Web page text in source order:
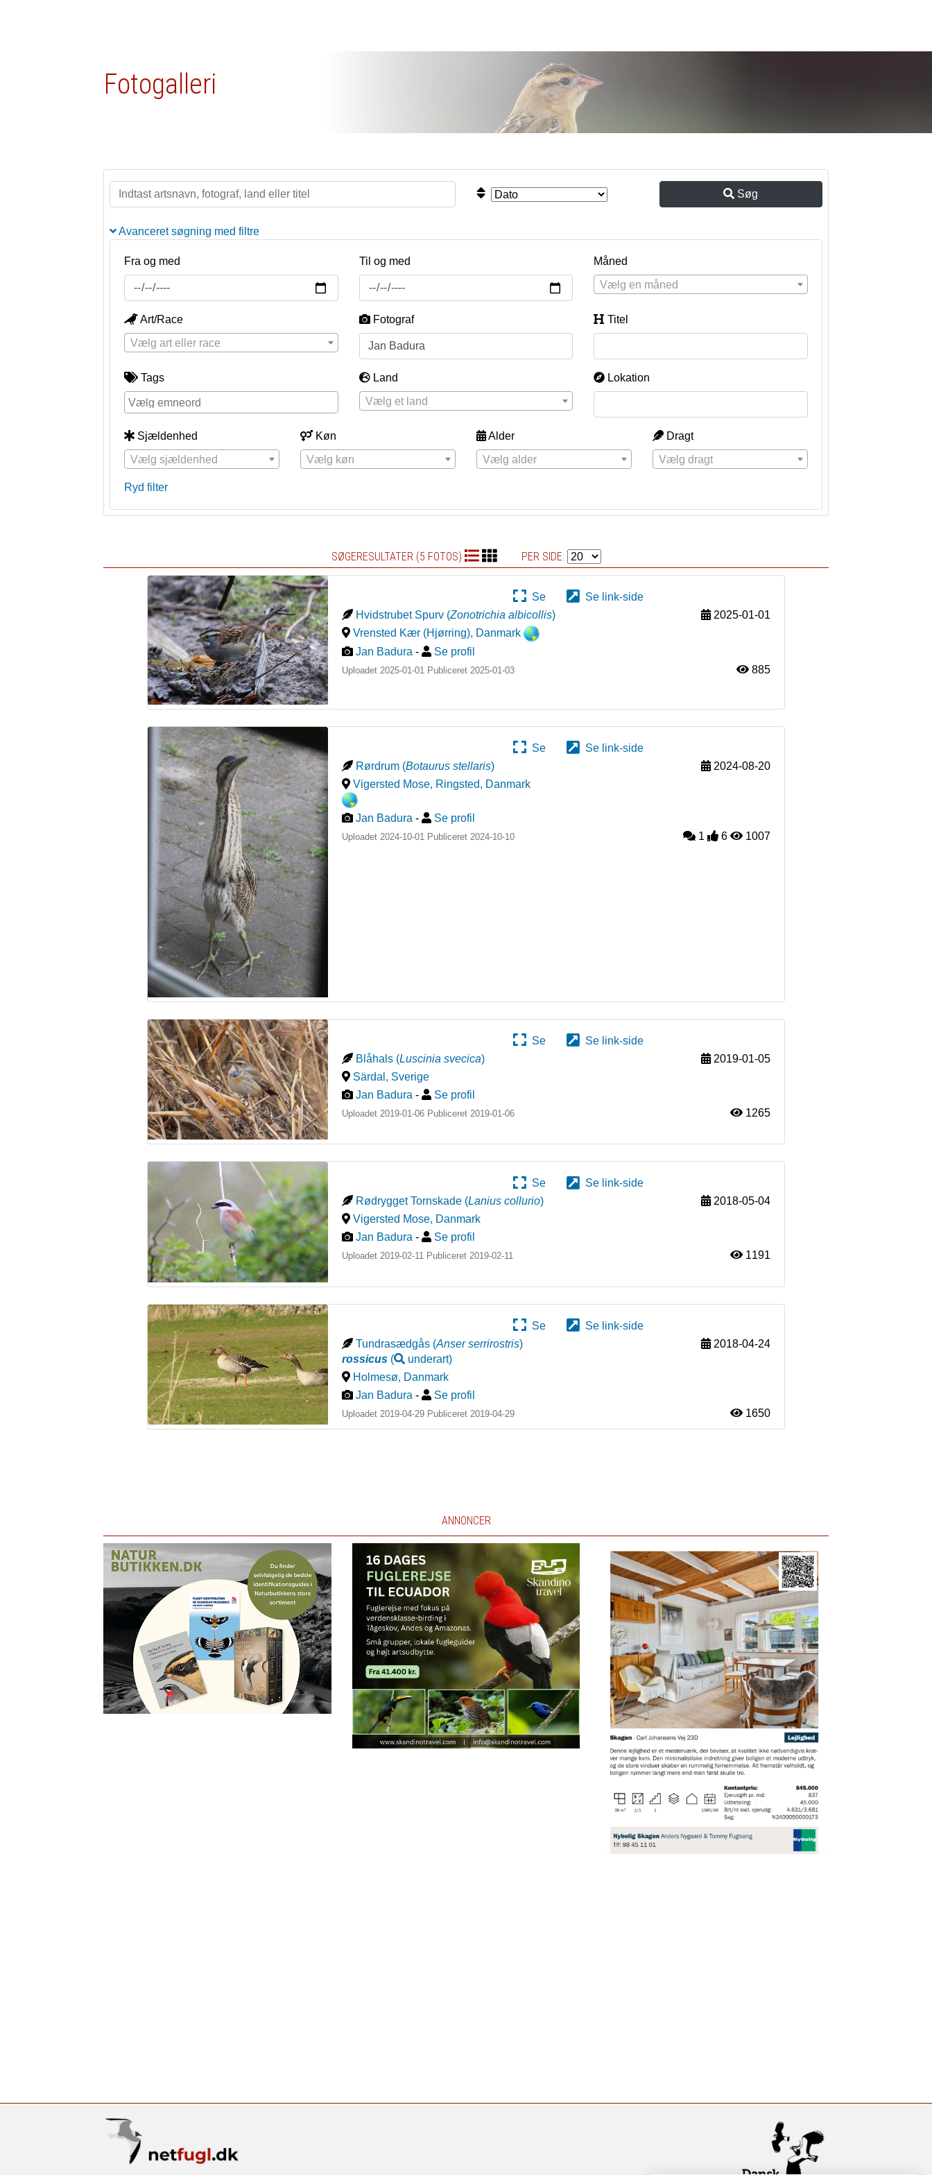
Fotogalleri
Søg
Avanceret søgning med filtre
Fra og med Til og med
Måned
Vælg en måned
Art/Race
Vælg art eller race
Fotograf Titel
Tags
Land
Vælg et land
Lokation
Sjældenhed
Vælg sjældenhed
Køn
Vælg køn
Alder
Vælg alder
Dragt
Vælg dragt
Ryd filter
SØGERESULTATER (5 FOTOS) PER SIDE:
Se
Se link-side
Hvidstrubet Spurv (Zonotrichia albicollis)
2025-01-01
Vrensted Kær (Hjørring), Danmark
Jan Badura - Se profil
Uploadet 2025-01-01 Publiceret2025-01-03 885
Se
Se link-side
Rørdrum (Botaurus stellaris)
2024-08-20
Vigersted Mose, Ringsted, Danmark
Jan Badura - Se profil
Uploadet 2024-10-01 Publiceret 2024-10-10 1 6 1007
Se
Se link-side
Blåhals (Luscinia svecica)
2019-01-05
Särdal , Sverige
Jan Badura - Se profil
Uploadet 2019-01-06 Publiceret 2019-01-06 1265
Se
Se link-side
Rødrygget Tornskade (Lanius collurio)
2018-05-04
Vigersted Mose, Danmark
Jan Badura - Se profil
Uploadet 2019-02-11 Publiceret2019-02-11 1191
Se
Se link-side
Tundrasædgås (Anser serrirostris)
rossicus ( underart)
2018-04-24
Holmesø, Danmark
Jan Badura - Se profil
Uploadet 2019-04-29 Publiceret 2019-04-29 1650
ANNONCER